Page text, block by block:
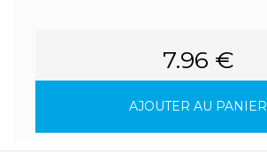
7.96 €
AJOUTER AU PANIER